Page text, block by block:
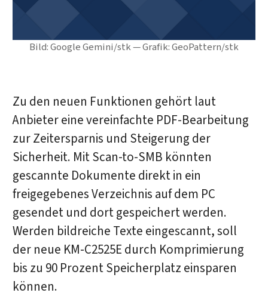
Bild: Google Gemini/stk — Grafik: GeoPattern/stk
Zu den neuen Funktionen gehört laut
Anbieter eine vereinfachte PDF-Bearbeitung
zur Zeitersparnis und Steigerung der
Sicherheit. Mit Scan-to-SMB könnten
gescannte Dokumente direkt in ein
freigegebenes Verzeichnis auf dem PC
gesendet und dort gespeichert werden.
Werden bildreiche Texte eingescannt, soll
der neue KM-C2525E durch Komprimierung
bis zu 90 Prozent Speicherplatz einsparen
können.